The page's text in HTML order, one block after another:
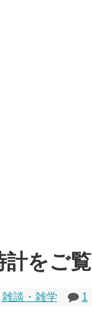
計をご覧
雑談・雑学 1